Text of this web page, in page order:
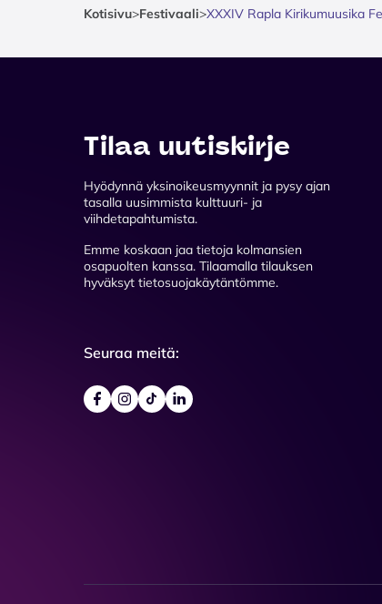
Kotisivu>Festivaali>XXXIV Rapla Kirikumuusika
Tilaa uutiskirje
Hyödynnä yksinoikeusmyynnit ja pysy ajan
tasalla uusimmista kulttuuri- ja
viihdetapahtumista.
Emme koskaan jaa tietoja kolmansien
osapuolten kanssa. Tilaamalla tilauksen
hyväksyt tietosuojakäytäntömme.
Seuraa meitä: